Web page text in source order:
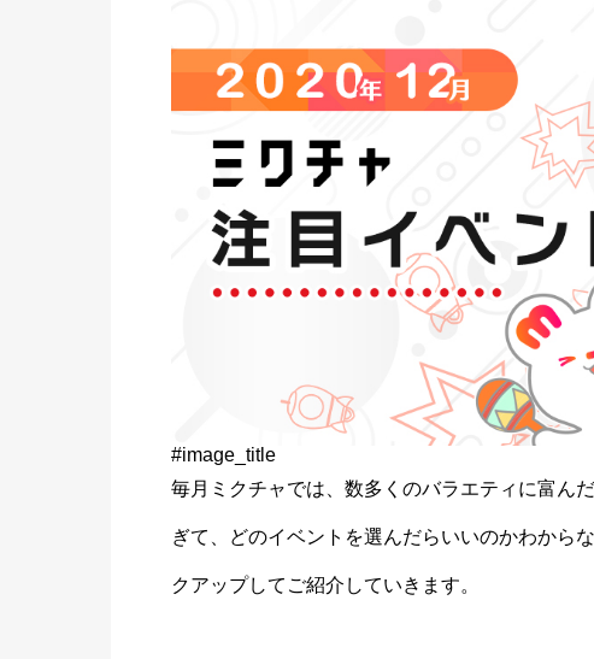
#image_title
毎月ミクチャでは、数多くのバラエティに富
ぎて、どのイベントを選んだらいいのかわから
クアップしてご紹介していきます。